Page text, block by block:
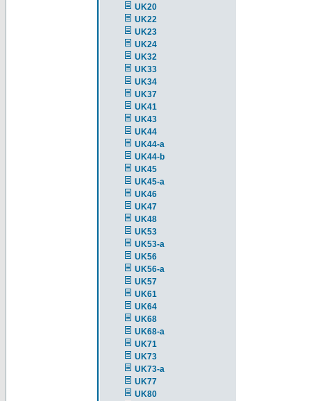
UK20
UK22
UK23
UK24
UK32
UK33
UK34
UK37
UK41
UK43
UK44
UK44-a
UK44-b
UK45
UK45-a
UK46
UK47
UK48
UK53
UK53-a
UK56
UK56-a
UK57
UK61
UK64
UK68
UK68-a
UK71
UK73
UK73-a
UK77
UK80